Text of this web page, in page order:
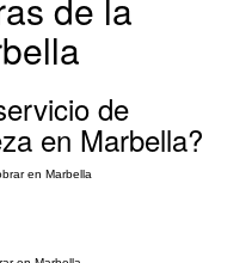
de
en Marbella?
en Marbella